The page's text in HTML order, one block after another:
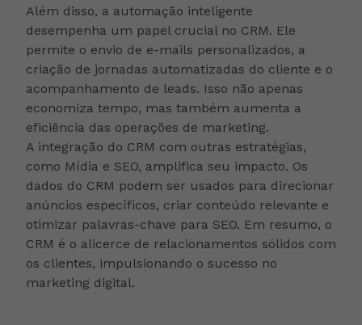
Além disso, a automação inteligente
desempenha um papel crucial no CRM. Ele
permite o envio de e-mails personalizados, a
criação de jornadas automatizadas do cliente e o
acompanhamento de leads. Isso não apenas
economiza tempo, mas também aumenta a
eficiência das operações de marketing.
A integração do CRM com outras estratégias,
como Mídia e SEO, amplifica seu impacto. Os
dados do CRM podem ser usados para direcionar
anúncios específicos, criar conteúdo relevante e
otimizar palavras-chave para SEO. Em resumo, o
CRM é o alicerce de relacionamentos sólidos com
os clientes, impulsionando o sucesso no
marketing digital.